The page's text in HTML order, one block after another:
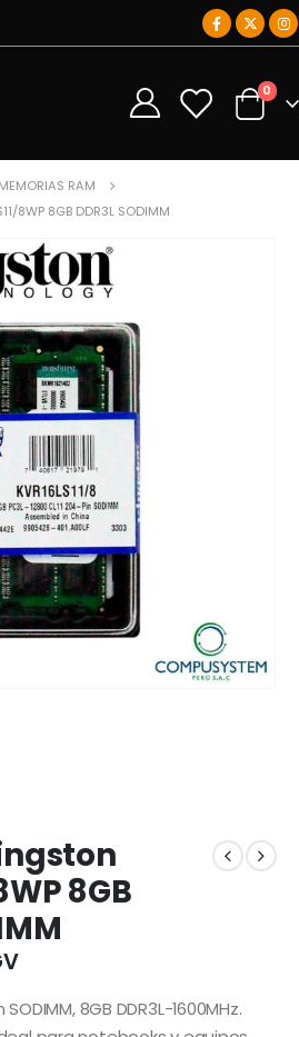
0 0
MEMORIAS RAM
8WP 8GB DDR3L SODIMM
8GB
8GB DDR3L-1600MHz.